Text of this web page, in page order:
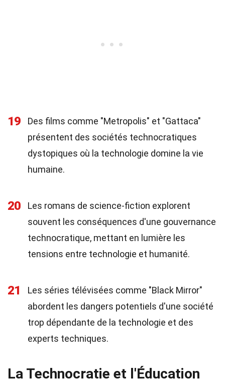
19
Des films comme "Metropolis" et "Gattaca"
présentent des sociétés technocratiques
dystopiques où la technologie domine la vie
humaine.
20
Les romans de science-fiction explorent
souvent les conséquences d'une gouvernance
technocratique, mettant en lumière les
tensions entre technologie et humanité.
21
Les séries télévisées comme "Black Mirror"
abordent les dangers potentiels d'une société
trop dépendante de la technologie et des
experts techniques.
La Technocratie et l'Éducation